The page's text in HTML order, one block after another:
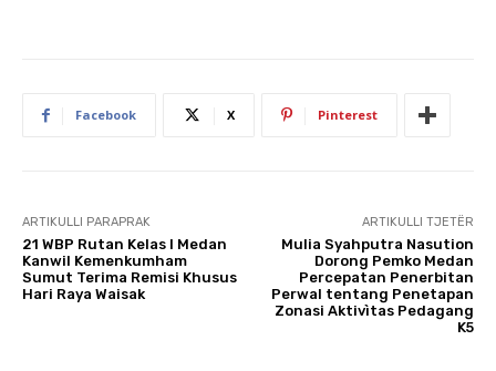
Facebook X Pinterest
ARTIKULLI PARAPRAK
21 WBP Rutan Kelas I Medan
Kanwil Kemenkumham
Sumut Terima Remisi Khusus
Hari Raya Waisak
ARTIKULLI TJETËR
Mulia Syahputra Nasution
Dorong Pemko Medan
Percepatan Penerbitan
Perwal tentang Penetapan
Zonasi Aktivìtas Pedagang
K5